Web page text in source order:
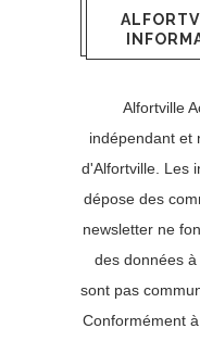
Alfortville
indépendant et
d'Alfortville. Les
dépose des
newsletter ne
des données
sont pas
Conformément